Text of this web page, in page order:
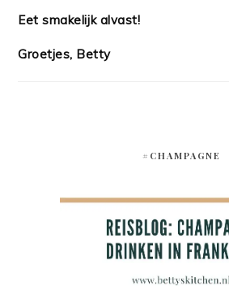
Eet smakelijk alvast!
Groetjes, Betty
#CHAMPAGNE